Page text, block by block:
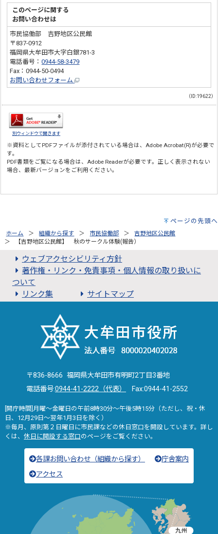
このページに関する
お問い合わせは
市民協働部 吉野地区公民館
〒837-0912
福岡県大牟田市大字白銀781-3
電話番号：0944-58-3479
Fax：0944-50-0494
お問い合わせフォーム
（ID:19622）
別ウィンドウで開きます
※資料としてPDFファイルが添付されている場合は、Adobe Acrobat(R)が必要で
す。
PDF書類をご覧になる場合は、Adobe Readerが必要です。正しく表示されない
場合、最新バージョンをご利用ください。
ページの先頭へ
ホーム 組織から探す 市民協働部
吉野地区公民館
【吉野地区公民館】 秋のサークル体験(報告）
ウェブアクセシビリティ方針
著作権・リンク・免責事項・個人情報の取り扱いに
ついて
リンク集
サイトマップ
〒836-8666 福岡県大牟田市有明町2丁目3番地
電話番号:0944-41-2222（代表） Fax:0944-41-2552
[開庁時間]月曜～金曜日の午前8時30分～午後5時15分（ただし、祝・休
日、12月29日～翌年1月3日を除く）
※毎月、原則第２日曜日に市民課などの休日窓口を開設しています。詳し
くは、 休日に開設する窓口のページをご覧ください。
各課お問い合わせ（組織から探す）
庁舎案内
アクセス